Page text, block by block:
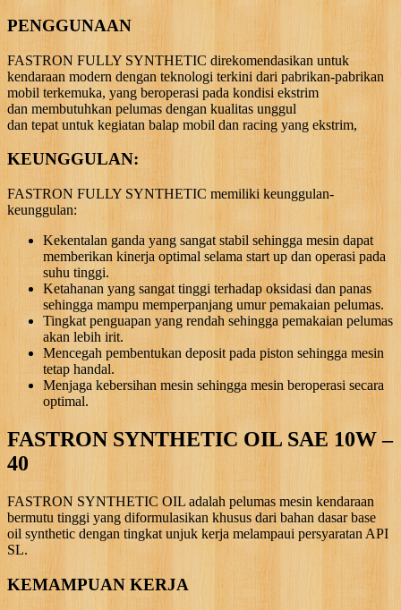
PENGGUNAAN
FASTRON FULLY SYNTHETIC direkomendasikan untuk
kendaraan modern dengan teknologi terkini dari pabrikan-pabrikan
mobil terkemuka, yang beroperasi pada kondisi ekstrim
dan membutuhkan pelumas dengan kualitas unggul
dan tepat untuk kegiatan balap mobil dan racing yang ekstrim,
KEUNGGULAN:
FASTRON FULLY SYNTHETIC memiliki keunggulan-
keunggulan:
Kekentalan ganda yang sangat stabil sehingga mesin dapat
memberikan kinerja optimal selama start up dan operasi pada
suhu tinggi.
Ketahanan yang sangat tinggi terhadap oksidasi dan panas
sehingga mampu memperpanjang umur pemakaian pelumas.
Tingkat penguapan yang rendah sehingga pemakaian pelumas
akan lebih irit.
Mencegah pembentukan deposit pada piston sehingga mesin
tetap handal.
Menjaga kebersihan mesin sehingga mesin beroperasi secara
optimal.
FASTRON SYNTHETIC OIL SAE 10W –
40
FASTRON SYNTHETIC OIL adalah pelumas mesin kendaraan
bermutu tinggi yang diformulasikan khusus dari bahan dasar base
oil synthetic dengan tingkat unjuk kerja melampaui persyaratan API
SL.
KEMAMPUAN KERJA